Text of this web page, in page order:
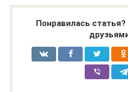
Понравилась